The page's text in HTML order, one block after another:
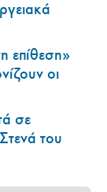
επίθεση»
οι
σε
του